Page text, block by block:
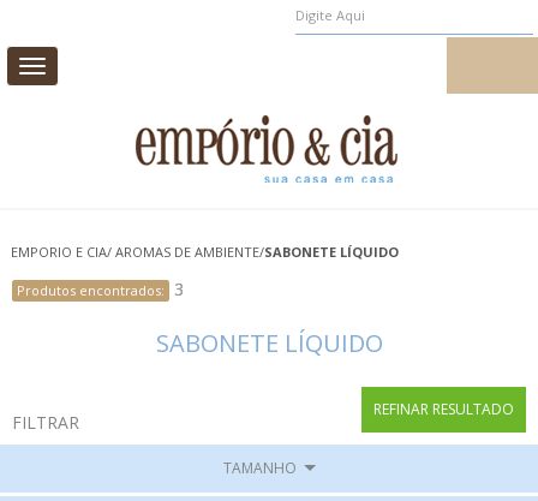
Toggle
navigation
CASA E DECORAÇÃO
AROMAS DE AMBIENTE
EMPORIO E CIA/ AROMAS DE AMBIENTE/SABONETE LÍQUIDO
SABONETE LÍQUIDO
FILTRAR
REFINAR RESULTADO
TAMANHO
Produtos encontrados: 3
Produtos encontrados: 3